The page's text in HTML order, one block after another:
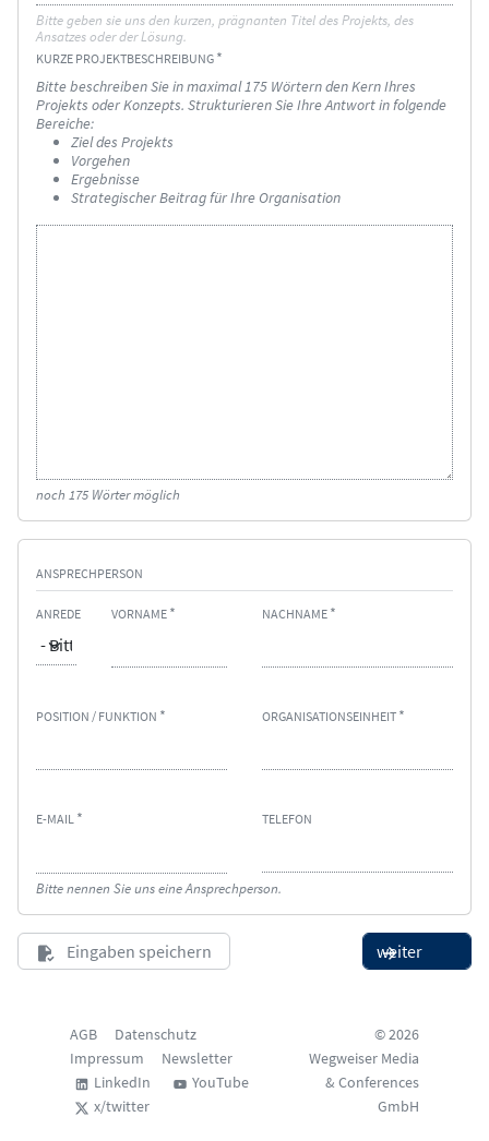
Bitte geben sie uns den kurzen, prägnanten Titel des Projekts, des
Ansatzes oder der Lösung.
KURZE PROJEKTBESCHREIBUNG
Bitte beschreiben Sie in maximal 175 Wörtern den Kern Ihres
Projekts oder Konzepts. Strukturieren Sie Ihre Antwort in folgende
Bereiche:
Ziel des Projekts
Vorgehen
Ergebnisse
Strategischer Beitrag für Ihre Organisation
noch 175 Wörter möglich
ANSPRECHPERSON
ANREDE VORNAME NACHNAME
POSITION / FUNKTION ORGANISATIONSEINHEIT
E-MAIL TELEFON
Bitte nennen Sie uns eine Ansprechperson.
AGB
Datenschutz
Impressum
Newsletter
LinkedIn
YouTube
x/twitter
© 2026
Wegweiser Media
& Conferences
GmbH